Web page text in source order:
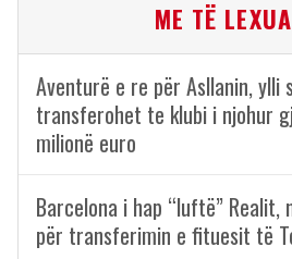
ME TË
Aventurë e re për Asllanin, ylli
transferohet te klubi i njohur
milionë euro
Barcelona i hap “luftë”
për transferimin e fituesit të